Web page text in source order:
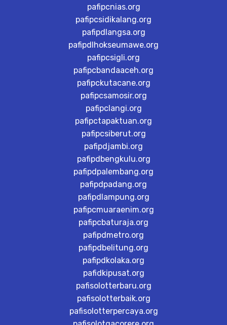
pafipcnias.org
pafipcsidikalang.org
pafipdlangsa.org
pafipdlhokseumawe.org
pafipcsigli.org
pafipcbandaaceh.org
pafipckutacane.org
pafipcsamosir.org
pafipclangi.org
pafipctapaktuan.org
pafipcsiberut.org
pafipdjambi.org
pafipdbengkulu.org
pafipdpalembang.org
pafipdpadang.org
pafipdlampung.org
pafipcmuaraenim.org
pafipcbaturaja.org
pafipdmetro.org
pafipdbelitung.org
pafipdkolaka.org
pafidkipusat.org
pafisolotterbaru.org
pafisolotterbaik.org
pafisolotterpercaya.org